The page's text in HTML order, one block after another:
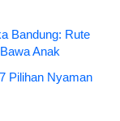
Bandung: Rute
Anak
Pilihan Nyaman